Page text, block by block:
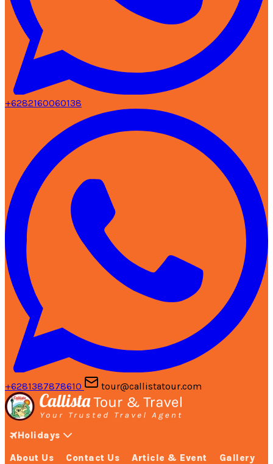
+6282160060138
+6281387878610 tour@callistatour.com
Holidays
About Us Contact Us Article & Event Gallery